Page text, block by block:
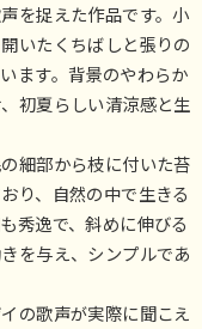
を捉えた作品です。小
いたくちばしと張りの
ます。背景のやわらか
初夏らしい清涼感と生
細部から枝に付いた苔
り、自然の中で生きる
秀逸で、斜めに伸びる
を与え、シンプルであ
の歌声が実際に聞こえ